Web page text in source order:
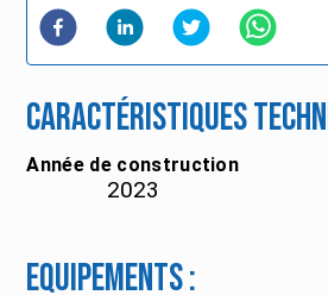
Caractéristiques
Année de construction
2023
Equipements :